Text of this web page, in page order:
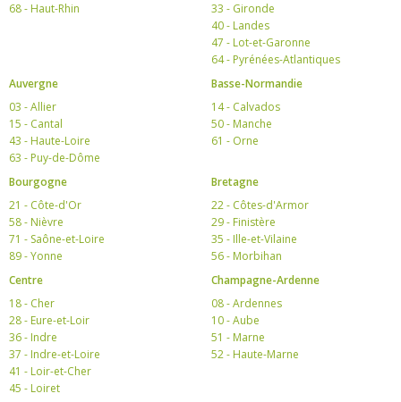
68 - Haut-Rhin
33 - Gironde
40 - Landes
47 - Lot-et-Garonne
64 - Pyrénées-Atlantiques
Auvergne
03 - Allier
15 - Cantal
43 - Haute-Loire
63 - Puy-de-Dôme
Basse-Normandie
14 - Calvados
50 - Manche
61 - Orne
Bourgogne
21 - Côte-d'Or
58 - Nièvre
71 - Saône-et-Loire
89 - Yonne
Bretagne
22 - Côtes-d'Armor
29 - Finistère
35 - Ille-et-Vilaine
56 - Morbihan
Centre
18 - Cher
28 - Eure-et-Loir
36 - Indre
37 - Indre-et-Loire
41 - Loir-et-Cher
45 - Loiret
Champagne-Ardenne
08 - Ardennes
10 - Aube
51 - Marne
52 - Haute-Marne